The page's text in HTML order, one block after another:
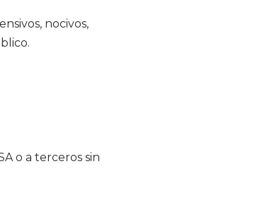
nocivos,
o a terceros sin